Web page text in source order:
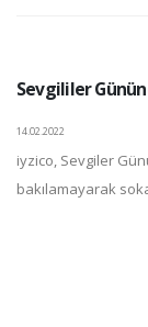
Sevgililer
14.02.2022
iyzico, Sevgiler
bakılamayarak